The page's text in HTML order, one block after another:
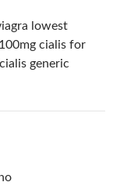
lowest
cialis for
generic